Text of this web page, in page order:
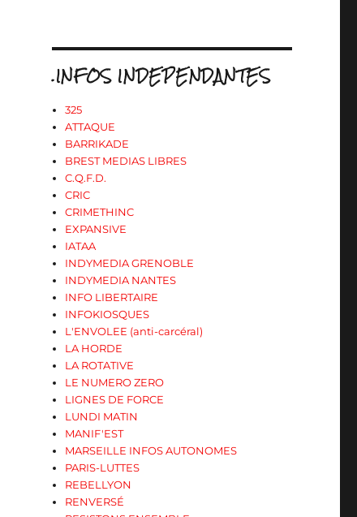
.INFOS INDEPENDANTES
325
ATTAQUE
BARRIKADE
BREST MEDIAS LIBRES
C.Q.F.D.
CRIC
CRIMETHINC
EXPANSIVE
IATAA
INDYMEDIA GRENOBLE
INDYMEDIA NANTES
INFO LIBERTAIRE
INFOKIOSQUES
L'ENVOLEE (anti-carcéral)
LA HORDE
LA ROTATIVE
LE NUMERO ZERO
LIGNES DE FORCE
LUNDI MATIN
MANIF'EST
MARSEILLE INFOS AUTONOMES
PARIS-LUTTES
REBELLYON
RENVERSÉ